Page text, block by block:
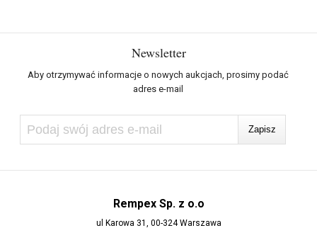
Newsletter
Aby otrzymywać informacje o nowych aukcjach, prosimy podać
adres e-mail
Rempex Sp. z o.o
ul Karowa 31, 00-324 Warszawa